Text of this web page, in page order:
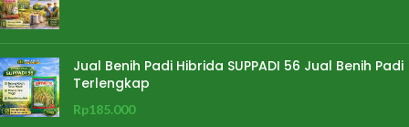
Jual Benih Padi Hibrida SUPPADI 56 Jual Benih Padi
Terlengkap
Rp185.000